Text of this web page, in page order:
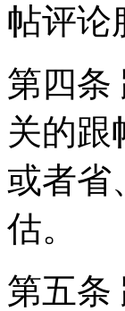
帖评论
第四条
关的跟
或者省
估。
第五条